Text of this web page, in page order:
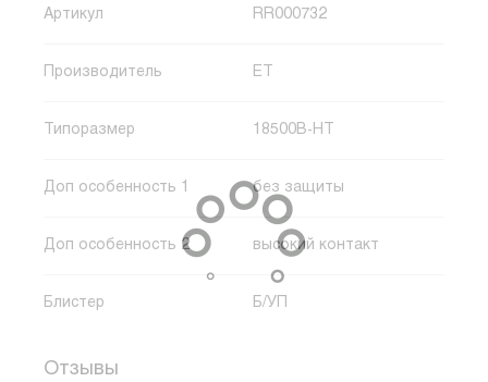
Артикул RR000732
Производитель ET
Типоразмер 18500B-HT
Доп особенность 1 без защиты
Доп особенность 2 высокий контакт
Блистер Б/УП
Отзывы